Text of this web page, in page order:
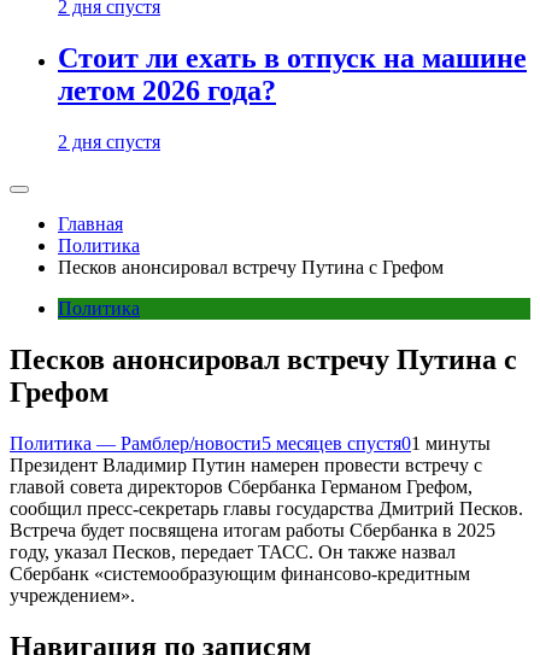
2 дня спустя
Стоит ли ехать в отпуск на машине
летом 2026 года?
2 дня спустя
Главная
Политика
Песков анонсировал встречу Путина с Грефом
Политика
Песков анонсировал встречу Путина с
Грефом
Политика — Рамблер/новости5 месяцев спустя01 минуты
Президент Владимир Путин намерен провести встречу с
главой совета директоров Сбербанка Германом Грефом,
сообщил пресс-секретарь главы государства Дмитрий Песков.
Встреча будет посвящена итогам работы Сбербанка в 2025
году, указал Песков, передает ТАСС. Он также назвал
Сбербанк «системообразующим финансово-кредитным
учреждением».
Навигация по записям